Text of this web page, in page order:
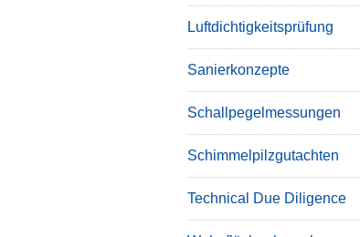
Luftdichtigkeitsprüfung
Sanierkonzepte
Schallpegelmessungen
Schimmelpilzgutachten
Technical Due Diligence